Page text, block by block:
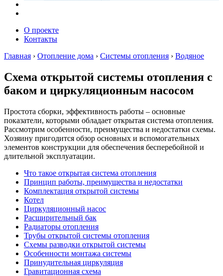
О проекте
Контакты
Главная › Отопление дома › Системы отопления › Водяное
Схема открытой системы отопления с
баком и циркуляционным насосом
Простота сборки, эффективность работы – основные
показатели, которыми обладает открытая система отопления.
Рассмотрим особенности, преимущества и недостатки схемы.
Хозяину пригодится обзор основных и вспомогательных
элементов конструкции для обеспечения бесперебойной и
длительной эксплуатации.
Что такое открытая система отопления
Принцип работы, преимущества и недостатки
Комплектация открытой системы
Котел
Циркуляционный насос
Расширительный бак
Радиаторы отопления
Трубы открытой системы отопления
Схемы разводки открытой системы
Особенности монтажа системы
Принудительная циркуляция
Гравитационная схема